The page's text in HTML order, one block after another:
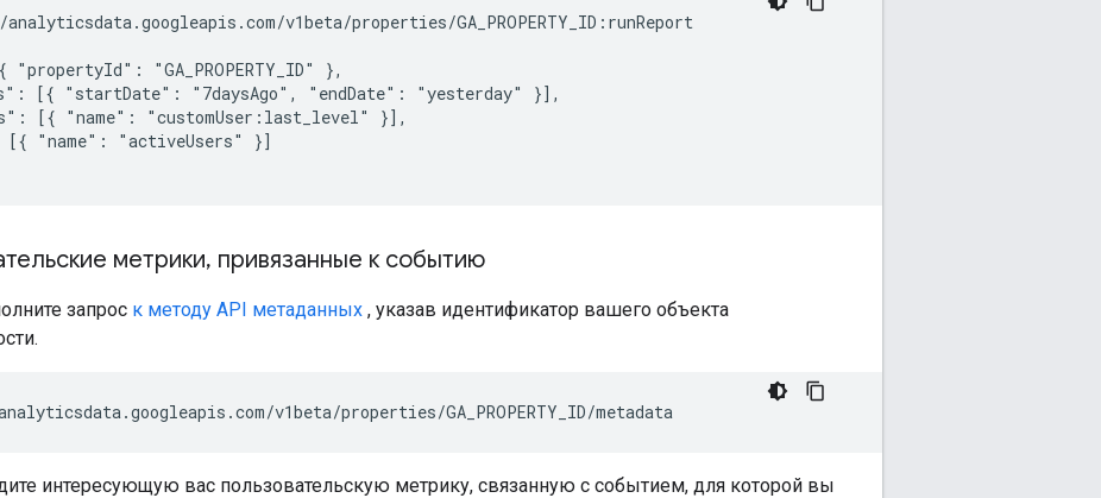
v1beta/properties/GA_PROPERTY_ID:runReport
"propertyId": "GA_PROPERTY_ID" },
[{ "startDate": "7daysAgo", "endDate": "yesterday" }],
[{ "name": "customUser:last_level" }],
"name": "activeUsers" }]
метрики, привязанные к событию
запрос к методу API метаданных , указав идентификатор вашего объекта
интересующую вас пользовательскую метрику, связанную с событием, для которой вы